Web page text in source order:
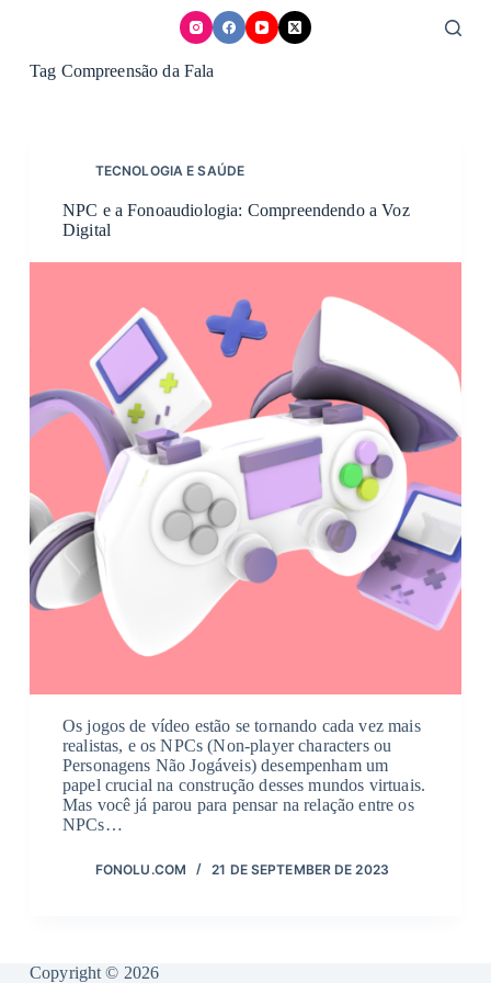
Tag Compreensão da Fala
TECNOLOGIA E SAÚDE
NPC e a Fonoaudiologia: Compreendendo a Voz
Digital
Os jogos de vídeo estão se tornando cada vez mais
realistas, e os NPCs (Non-player characters ou
Personagens Não Jogáveis) desempenham um
papel crucial na construção desses mundos virtuais.
Mas você já parou para pensar na relação entre os
NPCs…
FONOLU.COM 21 DE SEPTEMBER DE 2023
Copyright © 2026